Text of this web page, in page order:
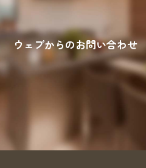
ウェブからのお問い合わせ
お問い